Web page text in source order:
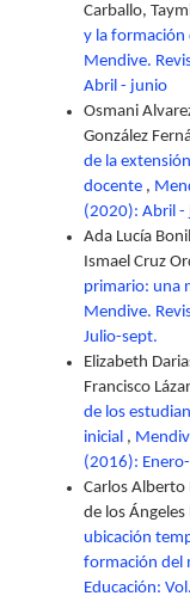
Carballo,
y la formación
Mendive.
Abril - junio
Osmani
González
de la
docente ,
(2020): Abril -
Ada Lucía
Ismael Cruz
primario: una
Mendive.
Julio-sept.
Elizabeth
Francisco
de los
inicial ,
(2016):
Carlos Alberto
de los
ubicación
formación del
Educación: